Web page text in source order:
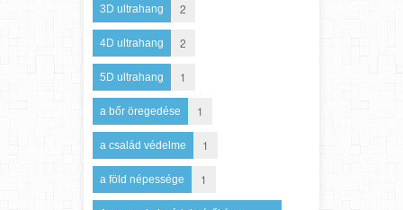
3D ultrahang 2
4D ultrahang 2
5D ultrahang 1
a bőr öregedése 1
a család védelme 1
a föld népessége 1